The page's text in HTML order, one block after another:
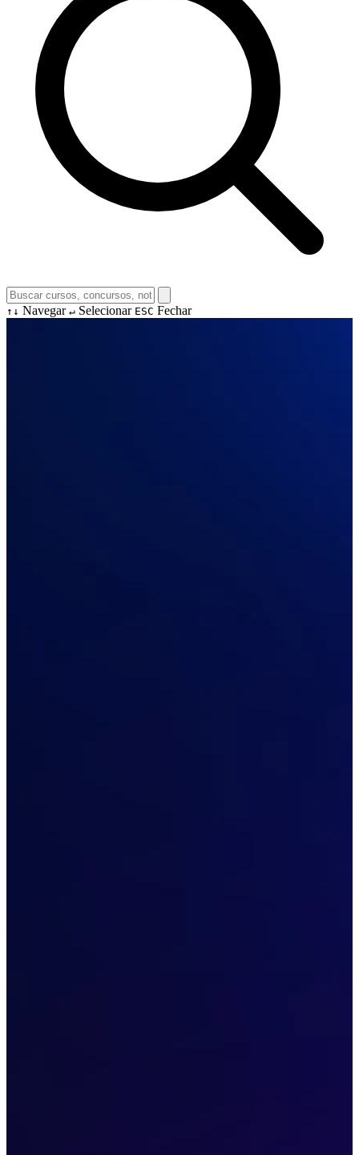
↑↓ Navegar ↵ Selecionar ESC Fechar